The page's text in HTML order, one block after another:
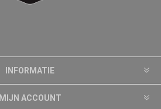
INFORMATIE
MIJN ACCOUNT